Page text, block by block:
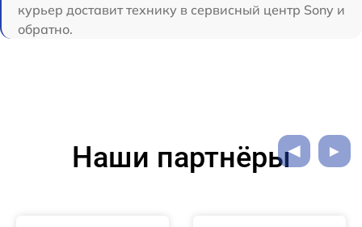
курьер доставит технику в сервисный центр Sony и
обратно.
Наши партнёры